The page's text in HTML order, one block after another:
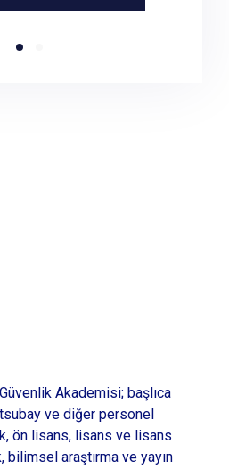
Akademisi; başlıca
ve diğer personel
ön lisans, lisans ve lisans
araştırma ve yayın